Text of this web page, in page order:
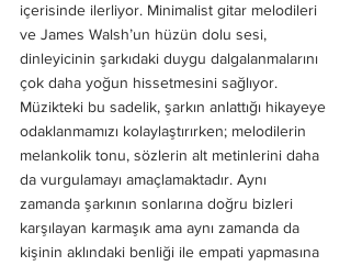
içerisinde ilerliyor. Minimalist gitar melodileri
ve James Walsh’un hüzün dolu sesi,
dinleyicinin şarkıdaki duygu dalgalanmalarını
çok daha yoğun hissetmesini sağlıyor.
Müzikteki bu sadelik, şarkın anlattığı hikayeye
odaklanmamızı kolaylaştırırken; melodilerin
melankolik tonu, sözlerin alt metinlerini daha
da vurgulamayı amaçlamaktadır. Aynı
zamanda şarkının sonlarına doğru bizleri
karşılayan karmaşık ama aynı zamanda da
kişinin aklındaki benliği ile empati yapmasına